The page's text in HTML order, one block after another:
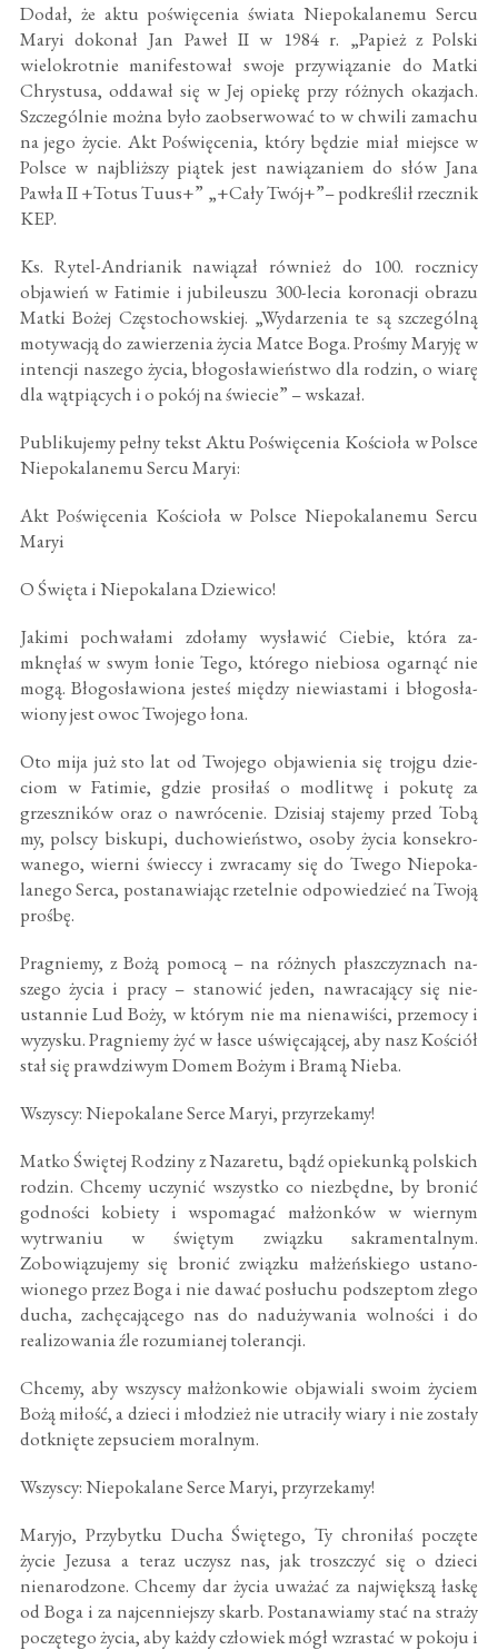
Dodał, że aktu poświęcenia świata Niepokalanemu Sercu
Maryi dokonał Jan Paweł II w 1984 r. „Papież z Polski
wielokrotnie manifestował swoje przywiązanie do Matki
Chrystusa, oddawał się w Jej opiekę przy różnych okazjach.
Szczególnie można było zaobserwować to w chwili zamachu
na jego życie. Akt Poświęcenia, który będzie miał miejsce w
Polsce w najbliższy piątek jest nawiązaniem do słów Jana
Pawła II +Totus Tuus+” „+Cały Twój+”– podkreślił rzecznik
KEP.
Ks. Rytel-Andrianik nawiązał również do 100. rocznicy
objawień w Fatimie i jubileuszu 300-lecia koronacji obrazu
Matki Bożej Częstochowskiej. „Wydarzenia te są szczególną
motywacją do zawierzenia życia Matce Boga. Prośmy Maryję w
intencji naszego życia, błogosławieństwo dla rodzin, o wiarę
dla wątpiących i o pokój na świecie” – wskazał.
Publikujemy pełny tekst Aktu Poświęcenia Kościoła w Polsce
Niepokalanemu Sercu Maryi:
Akt Poświęcenia Kościoła w Polsce Niepokalanemu Sercu
Maryi
O Święta i Niepokalana Dziewico!
Jakimi pochwałami zdołamy wysławić Ciebie, która za­
mknęłaś w swym łonie Tego, którego niebiosa ogarnąć nie
mogą. Błogosławiona jesteś między niewiastami i błogosła­
wiony jest owoc Twojego łona.
Oto mija już sto lat od Twojego objawienia się trojgu dzie­
ciom w Fatimie, gdzie prosiłaś o modlitwę i pokutę za
grzeszników oraz o nawrócenie. Dzisiaj stajemy przed Tobą
my, polscy biskupi, duchowieństwo, osoby życia konsekro­
wanego, wierni świeccy i zwracamy się do Twego Niepoka­
lanego Serca, postanawiając rzetelnie odpowiedzieć na Two­ją
prośbę.
Pragniemy, z Bożą pomocą – na różnych płaszczyznach na­
szego życia i pracy – stanowić jeden, nawracający się nie­
ustannie Lud Boży, w którym nie ma nienawiści, przemocy i
wyzysku. Pragniemy żyć w łasce uświęcającej, aby nasz Ko­ściół
stał się prawdziwym Domem Bożym i Bramą Nieba.
Wszyscy: Niepokalane Serce Maryi, przyrzekamy!
Matko Świętej Rodziny z Nazaretu, bądź opiekunką pol­skich
rodzin. Chcemy uczynić wszystko co niezbędne, by bronić
godności kobiety i wspomagać małżonków w wier­nym
wytrwaniu w świętym związku sakramentalnym.
Zobowiązujemy się bronić związku małżeńskiego ustano­
wionego przez Boga i nie dawać posłuchu podszeptom złe­go
ducha, zachęcającego nas do nadużywania wolności i do
realizowania źle rozumianej tolerancji.
Chcemy, aby wszyscy małżonkowie objawiali swoim życiem
Bożą miłość, a dzieci i młodzież nie utraciły wiary i nie zo­stały
dotknięte zepsuciem moralnym.
Wszyscy: Niepokalane Serce Maryi, przyrzekamy!
Maryjo, Przybytku Ducha Świętego, Ty chroniłaś poczę­te
życie Jezusa a teraz uczysz nas, jak troszczyć się o dzieci
nienarodzone. Chcemy dar życia uważać za największą ła­skę
od Boga i za najcenniejszy skarb. Postanawiamy stać na straży
poczętego życia, aby każdy człowiek mógł wzrastać w pokoju i